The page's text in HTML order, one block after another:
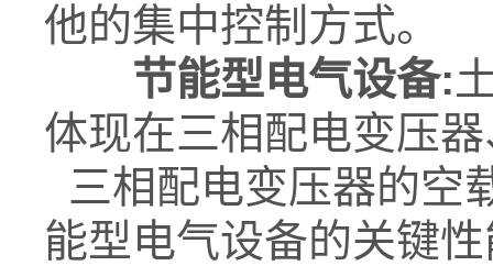
他的集中控制方式。
节能型电气设备:
体现在三相配电变压
三相配电变压器的空
能型电气设备的关键